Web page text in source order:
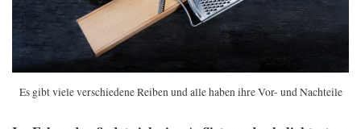
Es gibt viele verschiedene Reiben und alle haben ihre Vor- und Nachteile